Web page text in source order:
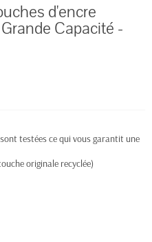
d'encre
Capacité -
testées ce qui vous garantit une
originale recyclée)